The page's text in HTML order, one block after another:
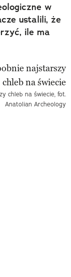
w
ustalili, że
ile ma
chleb na świecie, fot.
Anatolian Archeology